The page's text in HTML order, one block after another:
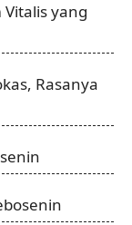
yang
Rasanya